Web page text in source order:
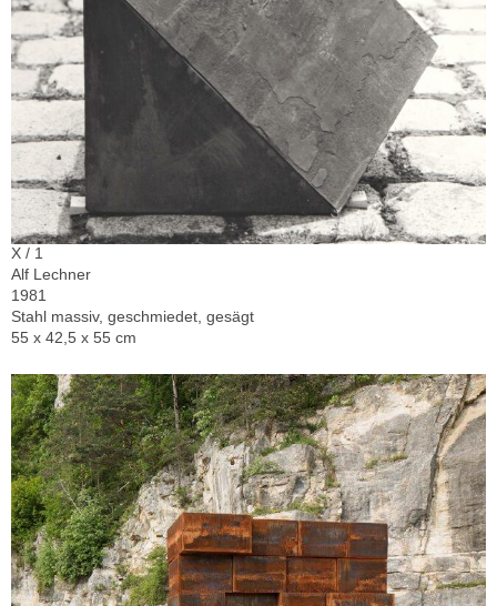
X / 1
Alf Lechner
1981
Stahl massiv, geschmiedet, gesägt
55 x 42,5 x 55 cm